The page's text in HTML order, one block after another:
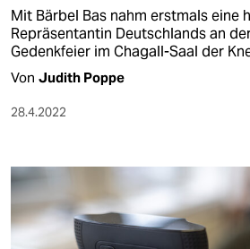
Mit Bärbel Bas nahm erstmals eine
Repräsentantin Deutschlands an
Gedenkfeier im Chagall-Saal der
Von Judith Poppe
28.4.2022